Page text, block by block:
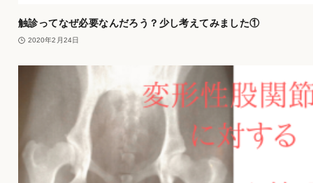
触診ってなぜ必要なんだろう？少し考えてみました①
2020年2月24日